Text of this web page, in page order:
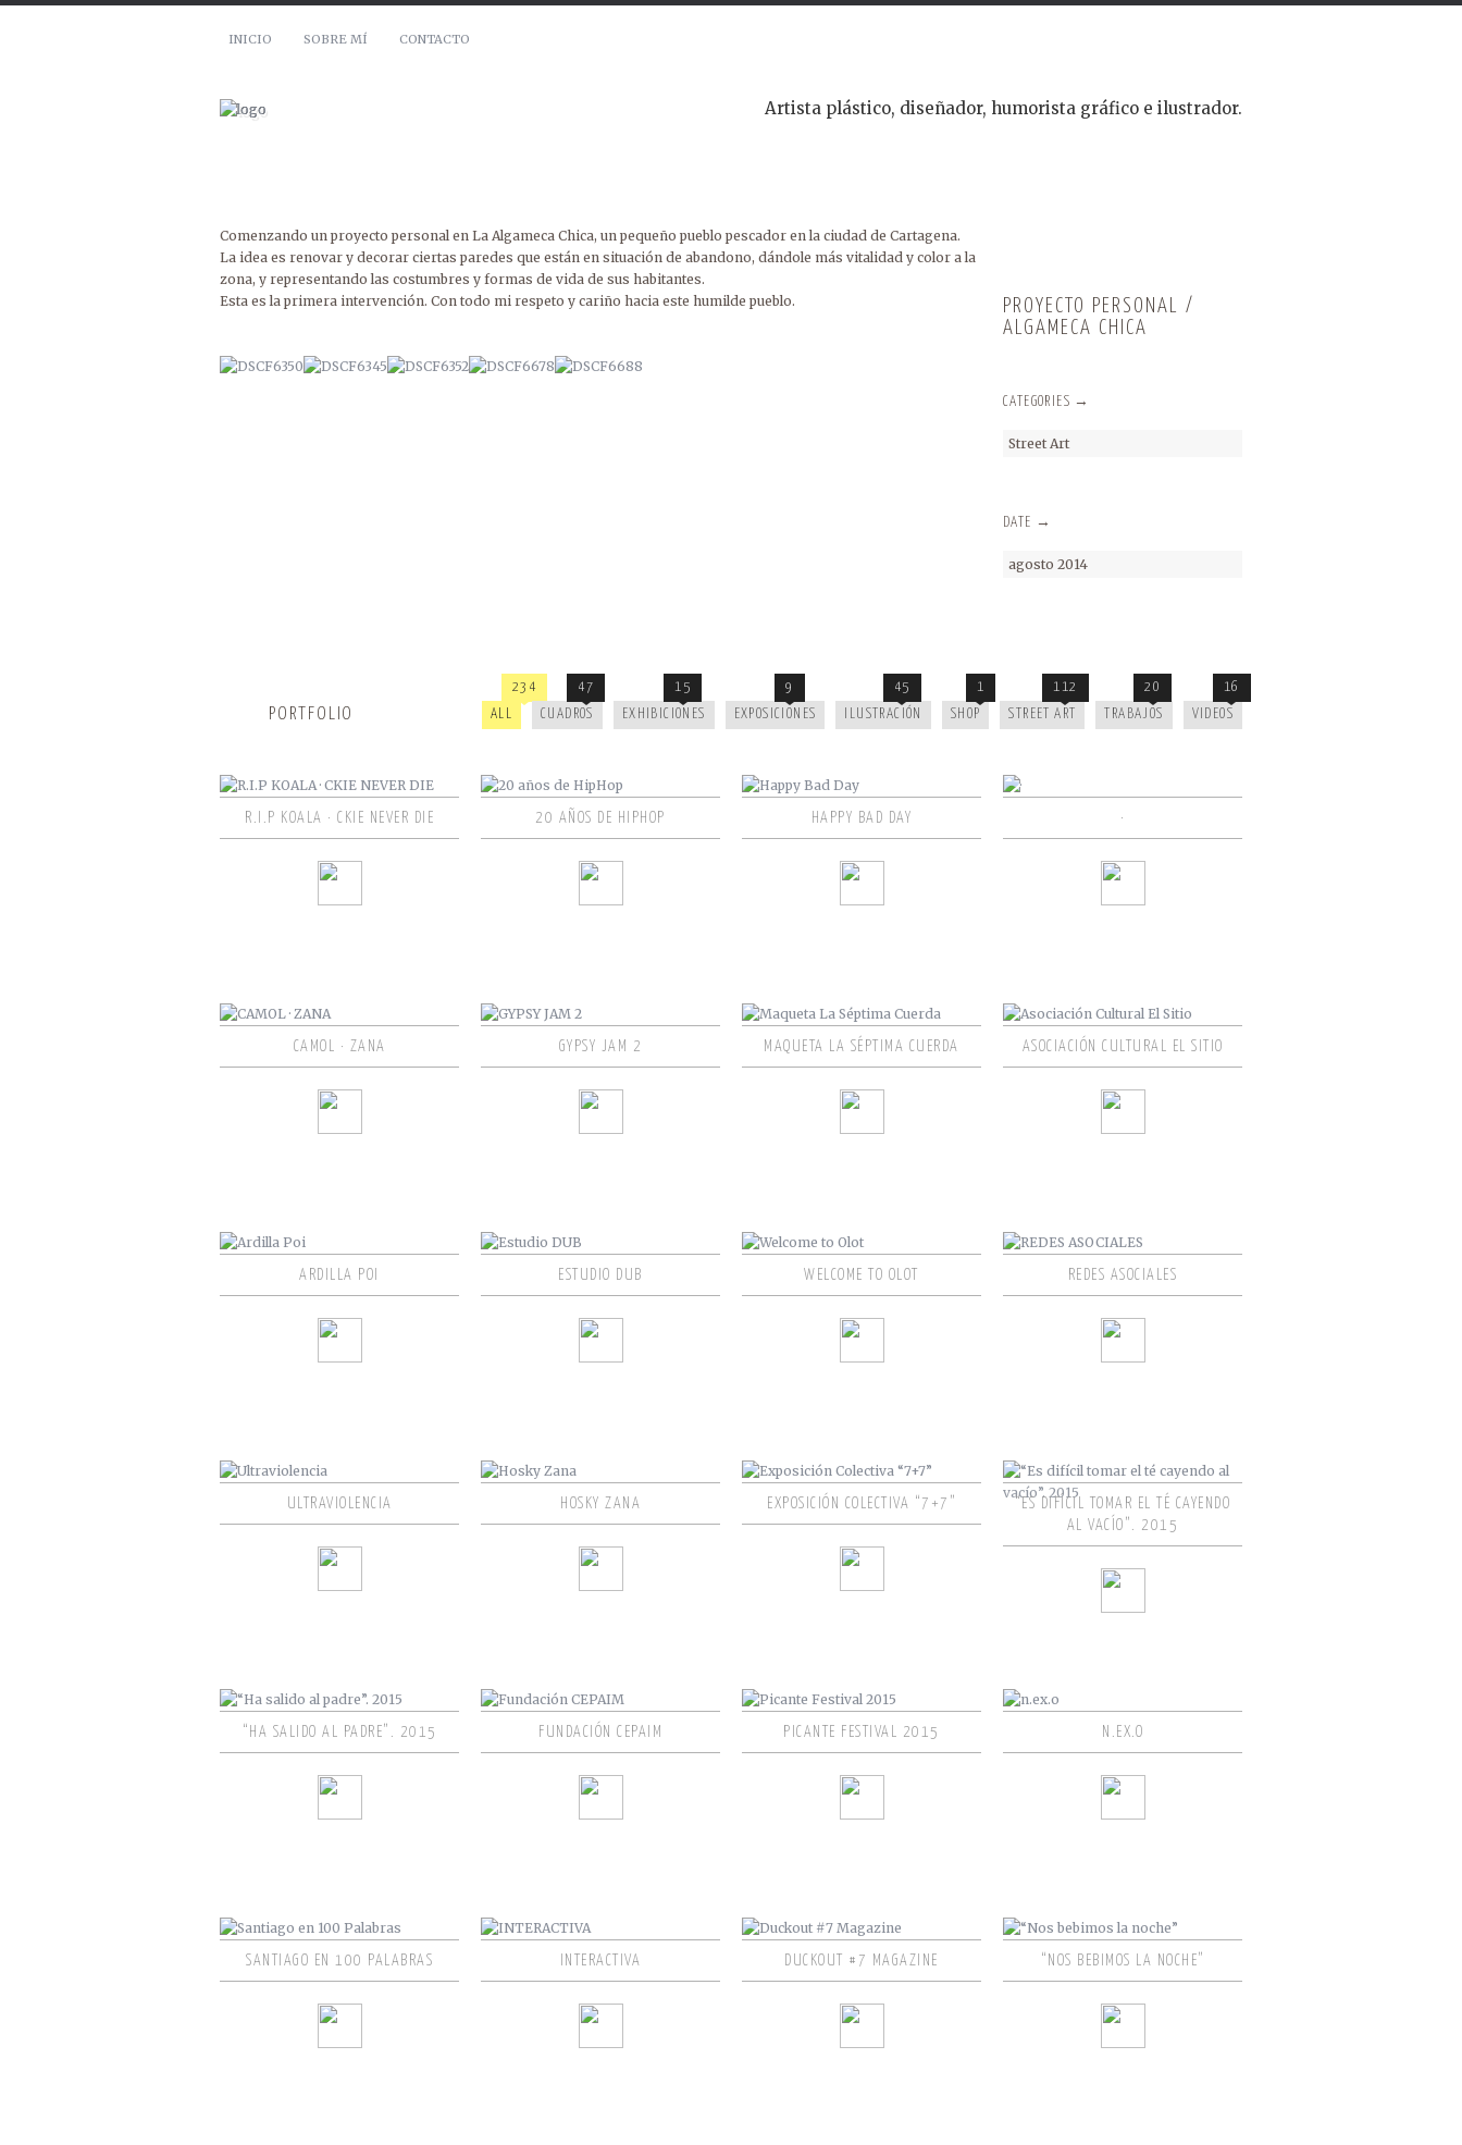
INICIO SOBRE MÍ CONTACTO
Artista plástico, diseñador, humorista gráfico e ilustrador.
Comenzando un proyecto personal en La Algameca Chica, un pequeño pueblo pescador en la ciudad de Cartagena.
La idea es renovar y decorar ciertas paredes que están en situación de abandono, dándole más vitalidad y color a la
zona, y representando las costumbres y formas de vida de sus habitantes.
Esta es la primera intervención. Con todo mi respeto y cariño hacia este humilde pueblo.
PROYECTO PERSONAL /
ALGAMECA CHICA
CATEGORIES →
Street Art
DATE →
agosto 2014
PORTFOLIO ALL
234
CUADROS
47
EXHIBICIONES
15
EXPOSICIONES
9
ILUSTRACIÓN
45
SHOP
1
STREET ART
112
TRABAJOS
20
VIDEOS
16
R.I.P KOALA · CKIE NEVER DIE 20 AÑOS DE HIPHOP HAPPY BAD DAY ·
CAMOL · ZANA GYPSY JAM 2 MAQUETA LA SÉPTIMA CUERDA ASOCIACIÓN CULTURAL EL SITIO
ARDILLA POI ESTUDIO DUB WELCOME TO OLOT REDES ASOCIALES
ULTRAVIOLENCIA HOSKY ZANA EXPOSICIÓN COLECTIVA “7+7”
“ES DIFÍCIL TOMAR EL TÉ CAYENDO
AL VACÍO”. 2015
“HA SALIDO AL PADRE”. 2015 FUNDACIÓN CEPAIM PICANTE FESTIVAL 2015 N.EX.O
SANTIAGO EN 100 PALABRAS INTERACTIVA DUCKOUT #7 MAGAZINE “NOS BEBIMOS LA NOCHE”